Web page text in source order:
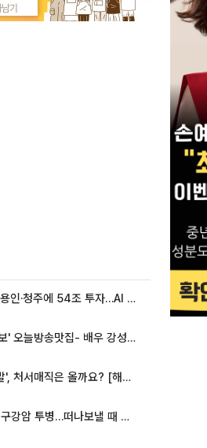
SK하이닉스, 용인·청주에 54조 투자…AI 메모리 생산기지 키운다
'2TV 생생정보' 오늘방송맛집- 배우 강성진 단골! 쌀국수ㆍ푸팟퐁 커리 맛집 '블○○○'
입추매직 '불발', 처서매직은 올까요? [해시태그]
차인표 "동생 구강암 투병…떠나보낼 때 가장 힘들었다”